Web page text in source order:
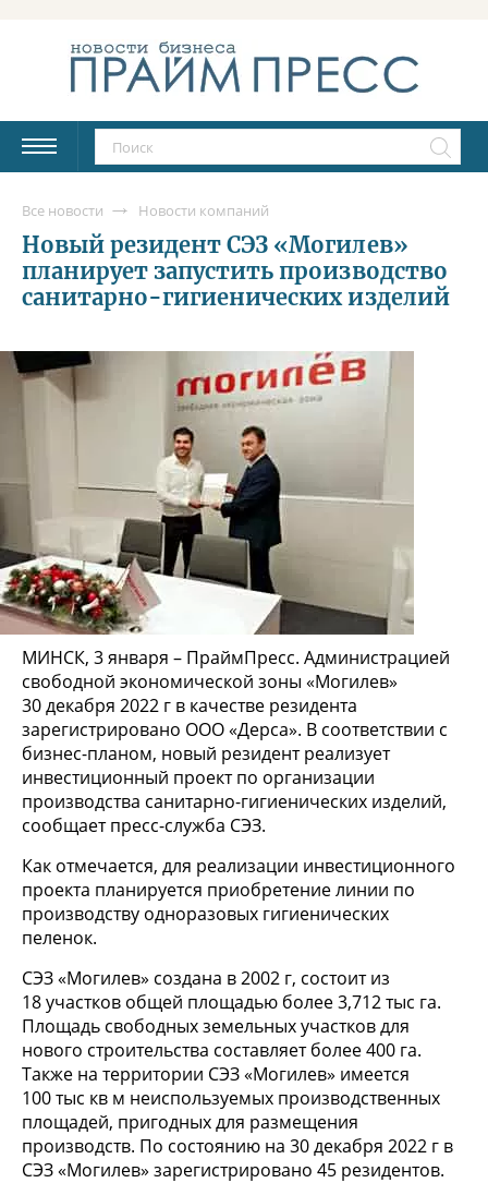
Все новости Новости компаний
Новый резидент СЭЗ «Могилев»
планирует запустить производство
санитарно-гигиенических изделий
МИНСК, 3 января – ПраймПресс. Администрацией
свободной экономической зоны «Могилев»
30 декабря 2022 г в качестве резидента
зарегистрировано ООО «Дерса». В соответствии с
бизнес-планом, новый резидент реализует
инвестиционный проект по организации
производства санитарно-гигиенических изделий,
сообщает пресс-служба СЭЗ.
Как отмечается, для реализации инвестиционного
проекта планируется приобретение линии по
производству одноразовых гигиенических
пеленок.
СЭЗ «Могилев» создана в 2002 г, состоит из
18 участков общей площадью более 3,712 тыс га.
Площадь свободных земельных участков для
нового строительства составляет более 400 га.
Также на территории СЭЗ «Могилев» имеется
100 тыс кв м неиспользуемых производственных
площадей, пригодных для размещения
производств. По состоянию на 30 декабря 2022 г в
СЭЗ «Могилев» зарегистрировано 45 резидентов.